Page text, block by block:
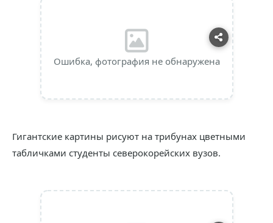
Ошибка, фотография не обнаружена
Гигантские картины рисуют на трибунах цветными
табличками студенты северокорейских вузов.